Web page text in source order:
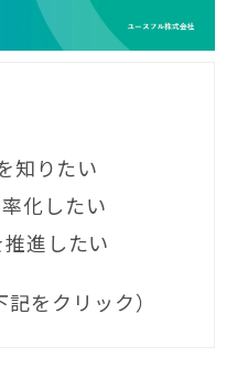
知りたい
化したい
進したい
記をクリック）